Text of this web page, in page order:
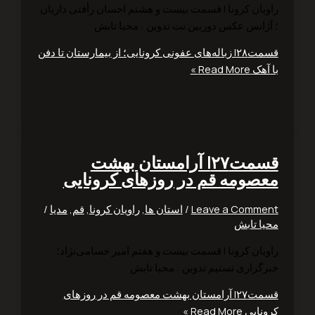
قسمت۲۸| زباله‌های عفونی کرونایی؛ از بیمارستان تا دفن
قسمت۲۷| آرامستان بهشت
قم در روزهای کرونایی
Leave a
/استان ها, راویان کرونا,قم,مدیا/
قسمت۲۷| آرامستان بهشت معصومه قم در روزهای